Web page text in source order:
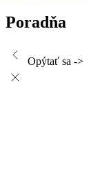
Poradňa
Opýtať sa ->